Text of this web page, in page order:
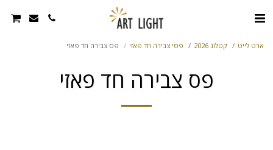
ארט לייט קטלוג 2026 פסי צבירה חד פאזי פס צבירה חד פאזי
פס צבירה חד פאזי